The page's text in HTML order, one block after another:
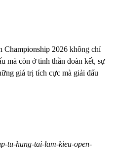
Championship 2026 không chỉ
mà còn ở tinh thần đoàn kết, sự
giá trị tích cực mà giải đấu
tu-hung-tai-lam-kieu-open-